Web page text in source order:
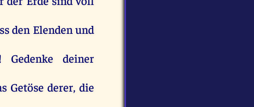
den Elenden und
Gedenke
deiner
Getösederer, die